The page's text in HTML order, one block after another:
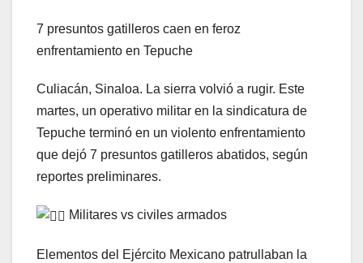
7 presuntos gatilleros caen en feroz
enfrentamiento en Tepuche
Culiacán, Sinaloa. La sierra volvió a rugir. Este
martes, un operativo militar en la sindicatura de
Tepuche terminó en un violento enfrentamiento
que dejó 7 presuntos gatilleros abatidos, según
reportes preliminares.
Militares vs civiles armados
Elementos del Ejército Mexicano patrullaban la